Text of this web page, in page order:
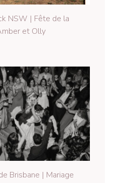
NSW | Fête de la
et Olly
Brisbane | Mariage